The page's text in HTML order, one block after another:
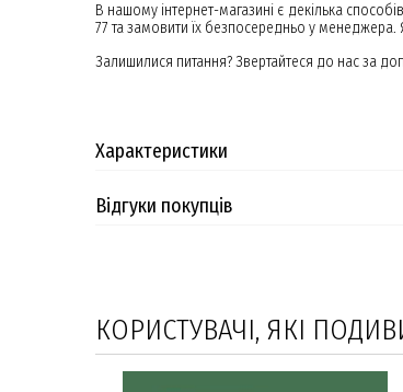
В нашому інтернет-магазині є декілька
77 та замовити їх безпосередньо у менеджера.
Залишилися питання? Звертайтеся до нас за
Характеристики
Відгуки покупців
КОРИСТУВАЧІ, ЯКІ